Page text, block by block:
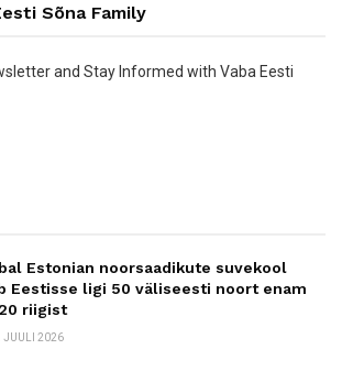
Sõna Family
and Stay Informed with Vaba Eesti
Estonian noorsaadikute suvekool
Eestisse ligi 50 väliseesti noort enam
riigist
JUULI 2026